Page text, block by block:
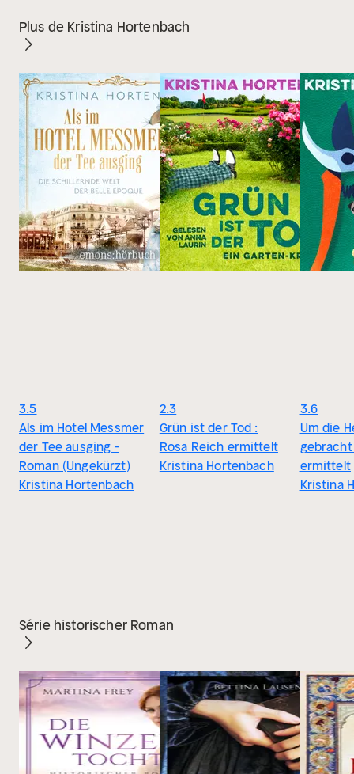
Plus de Kristina Hortenbach
3.5
Als im Hotel Messmer
der Tee ausging -
Roman (Ungekürzt)
Kristina Hortenbach
2.3
Grün ist der Tod :
Rosa Reich ermittelt
Kristina Hortenbach
3.6
Um die
gebracht
ermittelt
Kristina
Série historischer Roman